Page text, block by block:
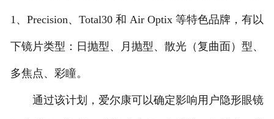
1、Precision、Total30 和 Air Optix 等特色品牌，有以
下镜片类型：日抛型、月抛型、散光（复曲面）型、
多焦点、彩瞳。
通过该计划，爱尔康可以确定影响用户隐形眼镜